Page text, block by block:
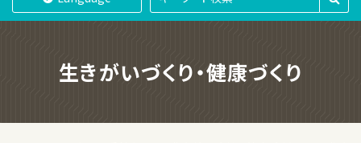
生きがいづくり・健康づくり